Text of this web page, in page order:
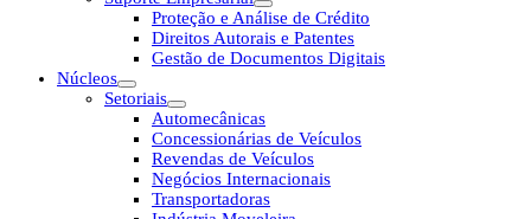
Proteção e Análise de Crédito
Direitos Autorais e Patentes
Gestão de Documentos Digitais
Núcleos
Setoriais
Automecânicas
Concessionárias de Veículos
Revendas de Veículos
Negócios Internacionais
Transportadoras